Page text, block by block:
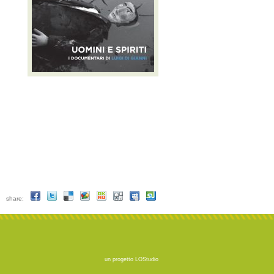
share:
un progetto LOStudio